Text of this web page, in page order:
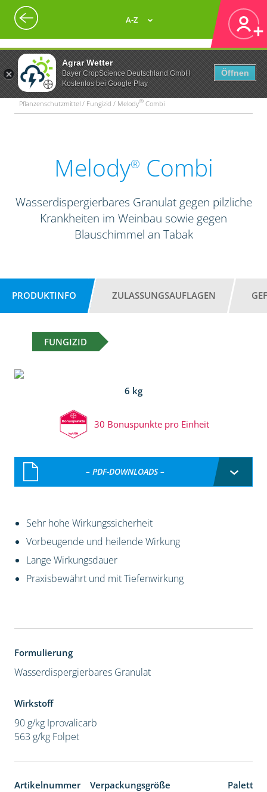
Agrar Wetter
Bayer CropScience Deutschland GmbH
Kostenlos bei Google Play
Öffnen
A-Z
Pflanzenschutzmittel / Fungizid / Melody® Combi
Melody® Combi
Wasserdispergierbares Granulat gegen pilzliche
Krankheiten im Weinbau sowie gegen
Blauschimmel an Tabak
PRODUKTINFO ZULASSUNGSAUFLAGEN
FUNGIZID
6 kg
30 Bonuspunkte pro Einheit
– PDF-DOWNLOADS –
Sehr hohe Wirkungssicherheit
Vorbeugende und heilende Wirkung
Lange Wirkungsdauer
Praxisbewährt und mit Tiefenwirkung
Formulierung
Wasserdispergierbares Granulat
Wirkstoff
90 g/kg Iprovalicarb
563 g/kg Folpet
Artikelnummer Verpackungsgröße